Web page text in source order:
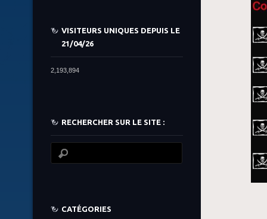
VISITEURS UNIQUES DEPUIS LE
21/04/26
2,193,894
RECHERCHER SUR LE SITE :
CATÉGORIES